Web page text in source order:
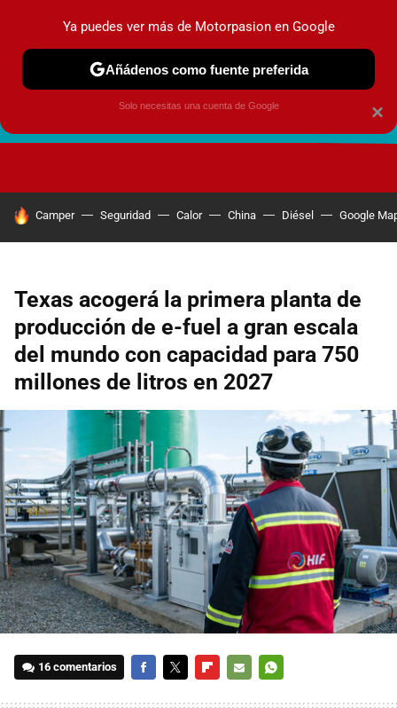
HOY SE HABLA DE
Camper Seguridad Calor China Diésel Google
Texas acogerá la primera planta de
producción de e-fuel a gran escala
del mundo con capacidad para 750
millones de litros en 2027
16 comentarios
×
Ya puedes ver más de Motorpasion en Google
Añádenos como fuente preferida
Solo necesitas una cuenta de Google